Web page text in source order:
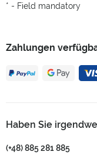
Zahlungen
Haben Sie
(+48) 885 281 885
* - Field mandatory